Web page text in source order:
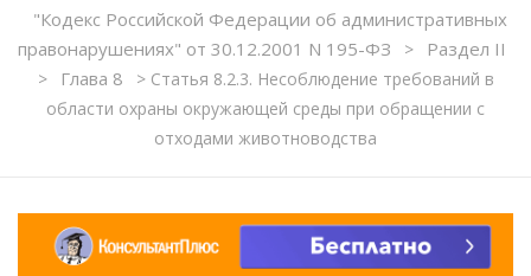
"Кодекс Российской Федерации об административных
правонарушениях" от 30.12.2001 N 195-ФЗ
> Раздел II
> Глава 8 >Статья 8.2.3. Несоблюдение требований в
области охраны окружающей среды при обращении с
отходами животноводства